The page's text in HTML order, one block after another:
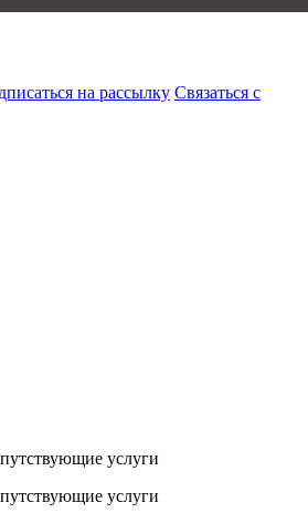
на рассылку Связаться с
услуги
услуги